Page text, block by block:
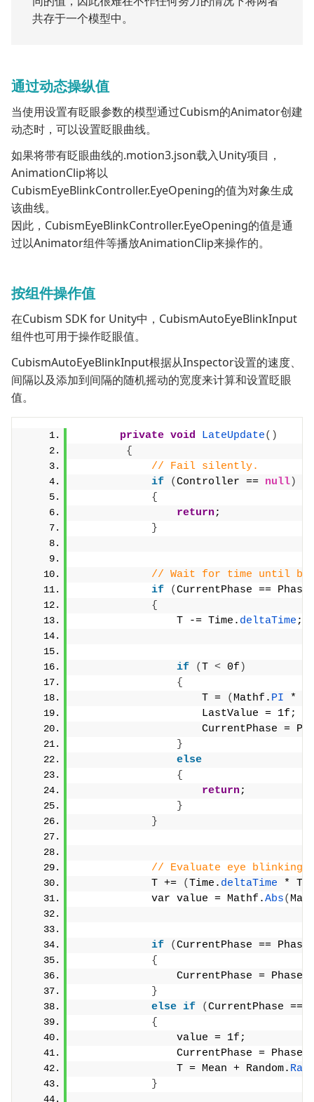
共存于一个模型中。
通过动态操纵值
当使用设置有眨眼参数的模型通过Cubism的Animator创建
动态时，可以设置眨眼曲线。
如果将带有眨眼曲线的.motion3.json载入Unity项目，
AnimationClip将以
CubismEyeBlinkController.EyeOpening的值为对象生成
该曲线。
因此，CubismEyeBlinkController.EyeOpening的值是通
过以Animator组件等播放AnimationClip来操作的。
按组件操作值
在Cubism SDK for Unity中，CubismAutoEyeBlinkInput
组件也可用于操作眨眼值。
CubismAutoEyeBlinkInput根据从Inspector设置的速度、
间隔以及添加到间隔的随机摇动的宽度来计算和设置眨眼
值。
private void LateUpdate()
{
// Fail silently.
if
(Controller == null)
{
return;
}
// Wait for time until
if
(CurrentPhase ==
{
                T -= Time.
deltaTime ;
if (T < 0f )
{
                    T =
( Mathf. PI *
                    LastValue = 1f;
CurrentPhase =
}
else
{
return;
}
}
// Evaluate eye blinking.
            T +=
(Time. deltaTime *
            var value = Mathf.
Abs(
if (CurrentPhase ==
{
                CurrentPhase = Phase.
}
else if (CurrentPhase ==
{
                value = 1f;
                CurrentPhase = Phase.
                T = Mean + Random.
}